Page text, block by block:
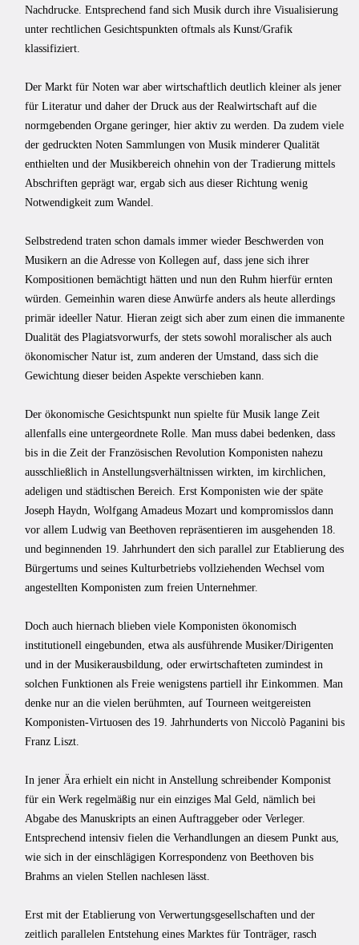
Nachdrucke. Entsprechend fand sich Musik durch ihre Visu­alisierung
unter rechtlichen Gesichtspunkten oftmals als Kunst/Grafik
klassifiziert.
Der Markt für Noten war aber wirtschaftlich deutlich kleiner als jener
für Literatur und daher der Druck aus der Realwirtschaft auf die
normgebenden Organe geringer, hier aktiv zu werden. Da zudem viele
der gedruckten Noten Sammlungen von Mu­sik minderer Qualität
enthielten und der Musikbereich ohnehin von der Tradierung mittels
Abschriften geprägt war, ergab sich aus dieser Richtung wenig
Notwendigkeit zum Wandel.
Selbstredend traten schon damals immer wieder Beschwerden von
Mu­sikern an die Adresse von Kollegen auf, dass jene sich ihrer
Kompositionen bemächtigt hätten und nun den Ruhm hierfür ernten
würden. Gemeinhin waren diese Anwürfe anders als heute allerdings
primär ideeller Natur. Hieran zeigt sich aber zum einen die immanente
Dualität des Plagiatsvorwurfs, der stets sowohl moralischer als auch
ökonomischer Natur ist, zum anderen der Umstand, dass sich die
Gewichtung dieser beiden Aspekte verschieben kann.
Der ökonomische Gesichtspunkt nun spielte für Musik lange Zeit
allenfalls eine untergeordnete Rolle. Man muss dabei bedenken, dass
bis in die Zeit der Französischen Revolution Komponisten nahezu
ausschließlich in Anstellungsverhältnissen wirkten, im kirchlichen,
adeligen und städtischen Bereich. Erst Komponisten wie der späte
Joseph Haydn, Wolfgang Amadeus Mozart und kompromisslos dann
vor allem Ludwig van Beethoven repräsentieren im ausgehenden 18.
und beginnenden 19. Jahrhundert den sich parallel zur Etablierung des
Bürgertums und seines Kulturbetriebs vollziehenden Wechsel vom
angestellten Komponisten zum freien Unternehmer.
Doch auch hier­nach blieben viele Komponisten ökonomisch
institutionell eingebunden, etwa als aus­führende Musiker/Dirigenten
und in der Musikerausbildung, oder erwirtschafteten zumindest in
solchen Funktionen als Freie wenigstens partiell ihr Einkommen. Man
denke nur an die vielen berühmten, auf Tourneen weitgereisten
Komponisten-Virtu­osen des 19. Jahrhunderts von Niccolò Paganini bis
Franz Liszt.
In jener Ära erhielt ein nicht in Anstellung schreibender Komponist
für ein Werk regelmäßig nur ein einziges Mal Geld, nämlich bei
Abgabe des Manuskripts an einen Auftraggeber oder Verleger.
Entsprechend intensiv fielen die Verhandlungen an diesem Punkt aus,
wie sich in der einschlägigen Korrespondenz von Beethoven bis
Brahms an vielen Stellen nachlesen lässt.
Erst mit der Etablierung von Verwertungsgesellschaften und der
zeitlich parallelen Entstehung eines Marktes für Tonträger, rasch